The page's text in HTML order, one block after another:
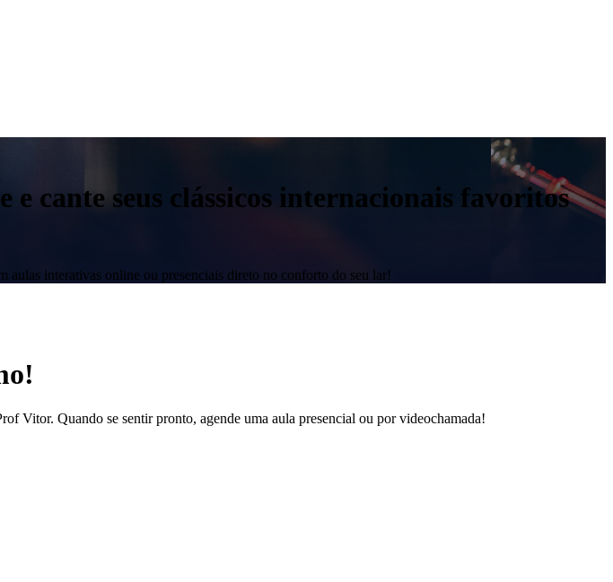
cante seus clássicos internacionais favoritos
interativas online ou presenciais direto no conforto do seu lar!
Vitor. Quando se sentir pronto, agende uma aula presencial ou por videochamada!